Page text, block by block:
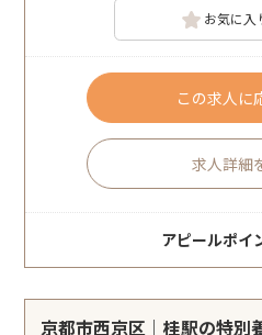
お気に入
この求人に
求人詳細
アピールポイ
京都市西京区｜桂駅の特別